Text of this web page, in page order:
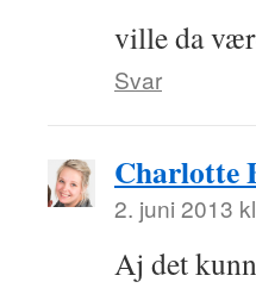
ville da
Svar
Charlotte
2. juni 2013
Aj det